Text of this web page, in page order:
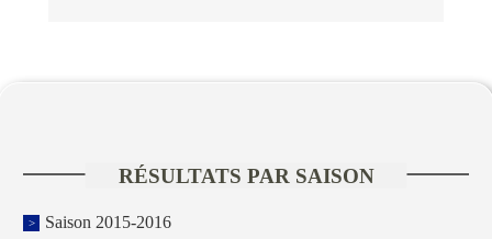
RÉSULTATS PAR SAISON
Saison 2015-2016